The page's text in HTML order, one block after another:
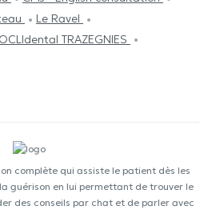
Le Ravel
TRAZEGNIES
complète qui assiste le patient dès les
guérison en lui permettant de trouver le
des conseils par chat et de parler avec